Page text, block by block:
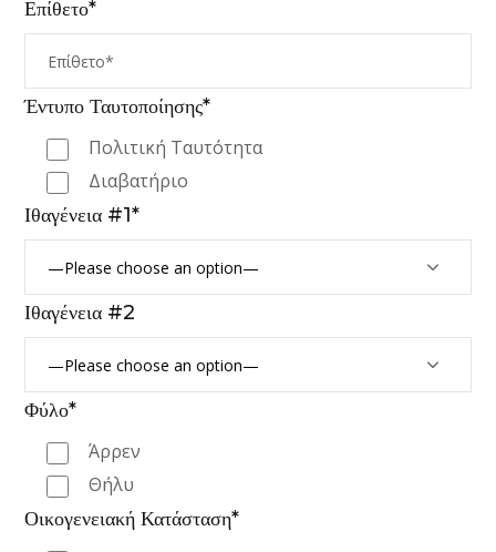
Επίθετο*
Έντυπο Ταυτοποίησης*
Πολιτική Ταυτότητα
Διαβατήριο
Ιθαγένεια #1*
Ιθαγένεια #2
Φύλο*
Άρρεν
Θήλυ
Οικογενειακή Κατάσταση*